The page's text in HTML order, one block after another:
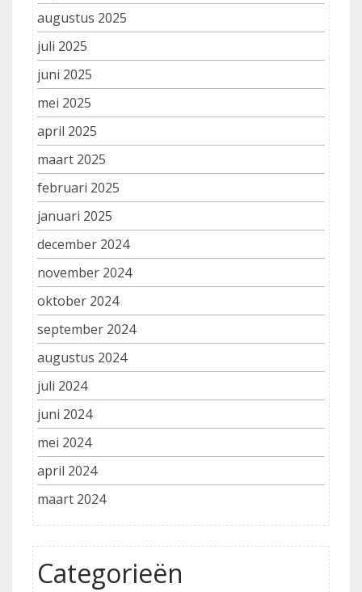
augustus 2025
juli 2025
juni 2025
mei 2025
april 2025
maart 2025
februari 2025
januari 2025
december 2024
november 2024
oktober 2024
september 2024
augustus 2024
juli 2024
juni 2024
mei 2024
april 2024
maart 2024
Categorieën